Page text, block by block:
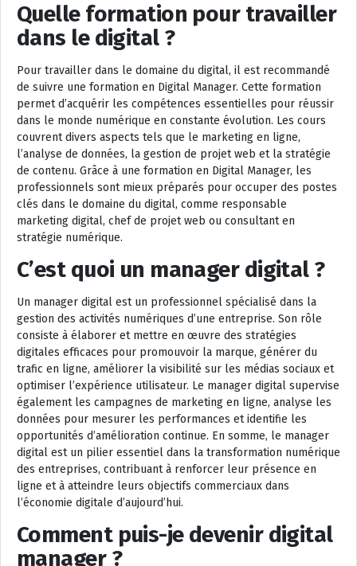
Quelle formation pour travailler
dans le digital ?
Pour travailler dans le domaine du digital, il est recommandé
de suivre une formation en Digital Manager. Cette formation
permet d’acquérir les compétences essentielles pour réussir
dans le monde numérique en constante évolution. Les cours
couvrent divers aspects tels que le marketing en ligne,
l’analyse de données, la gestion de projet web et la stratégie
de contenu. Grâce à une formation en Digital Manager, les
professionnels sont mieux préparés pour occuper des postes
clés dans le domaine du digital, comme responsable
marketing digital, chef de projet web ou consultant en
stratégie numérique.
C’est quoi un manager digital ?
Un manager digital est un professionnel spécialisé dans la
gestion des activités numériques d’une entreprise. Son rôle
consiste à élaborer et mettre en œuvre des stratégies
digitales efficaces pour promouvoir la marque, générer du
trafic en ligne, améliorer la visibilité sur les médias sociaux et
optimiser l’expérience utilisateur. Le manager digital supervise
également les campagnes de marketing en ligne, analyse les
données pour mesurer les performances et identifie les
opportunités d’amélioration continue. En somme, le manager
digital est un pilier essentiel dans la transformation numérique
des entreprises, contribuant à renforcer leur présence en
ligne et à atteindre leurs objectifs commerciaux dans
l’économie digitale d’aujourd’hui.
Comment puis-je devenir digital
manager ?